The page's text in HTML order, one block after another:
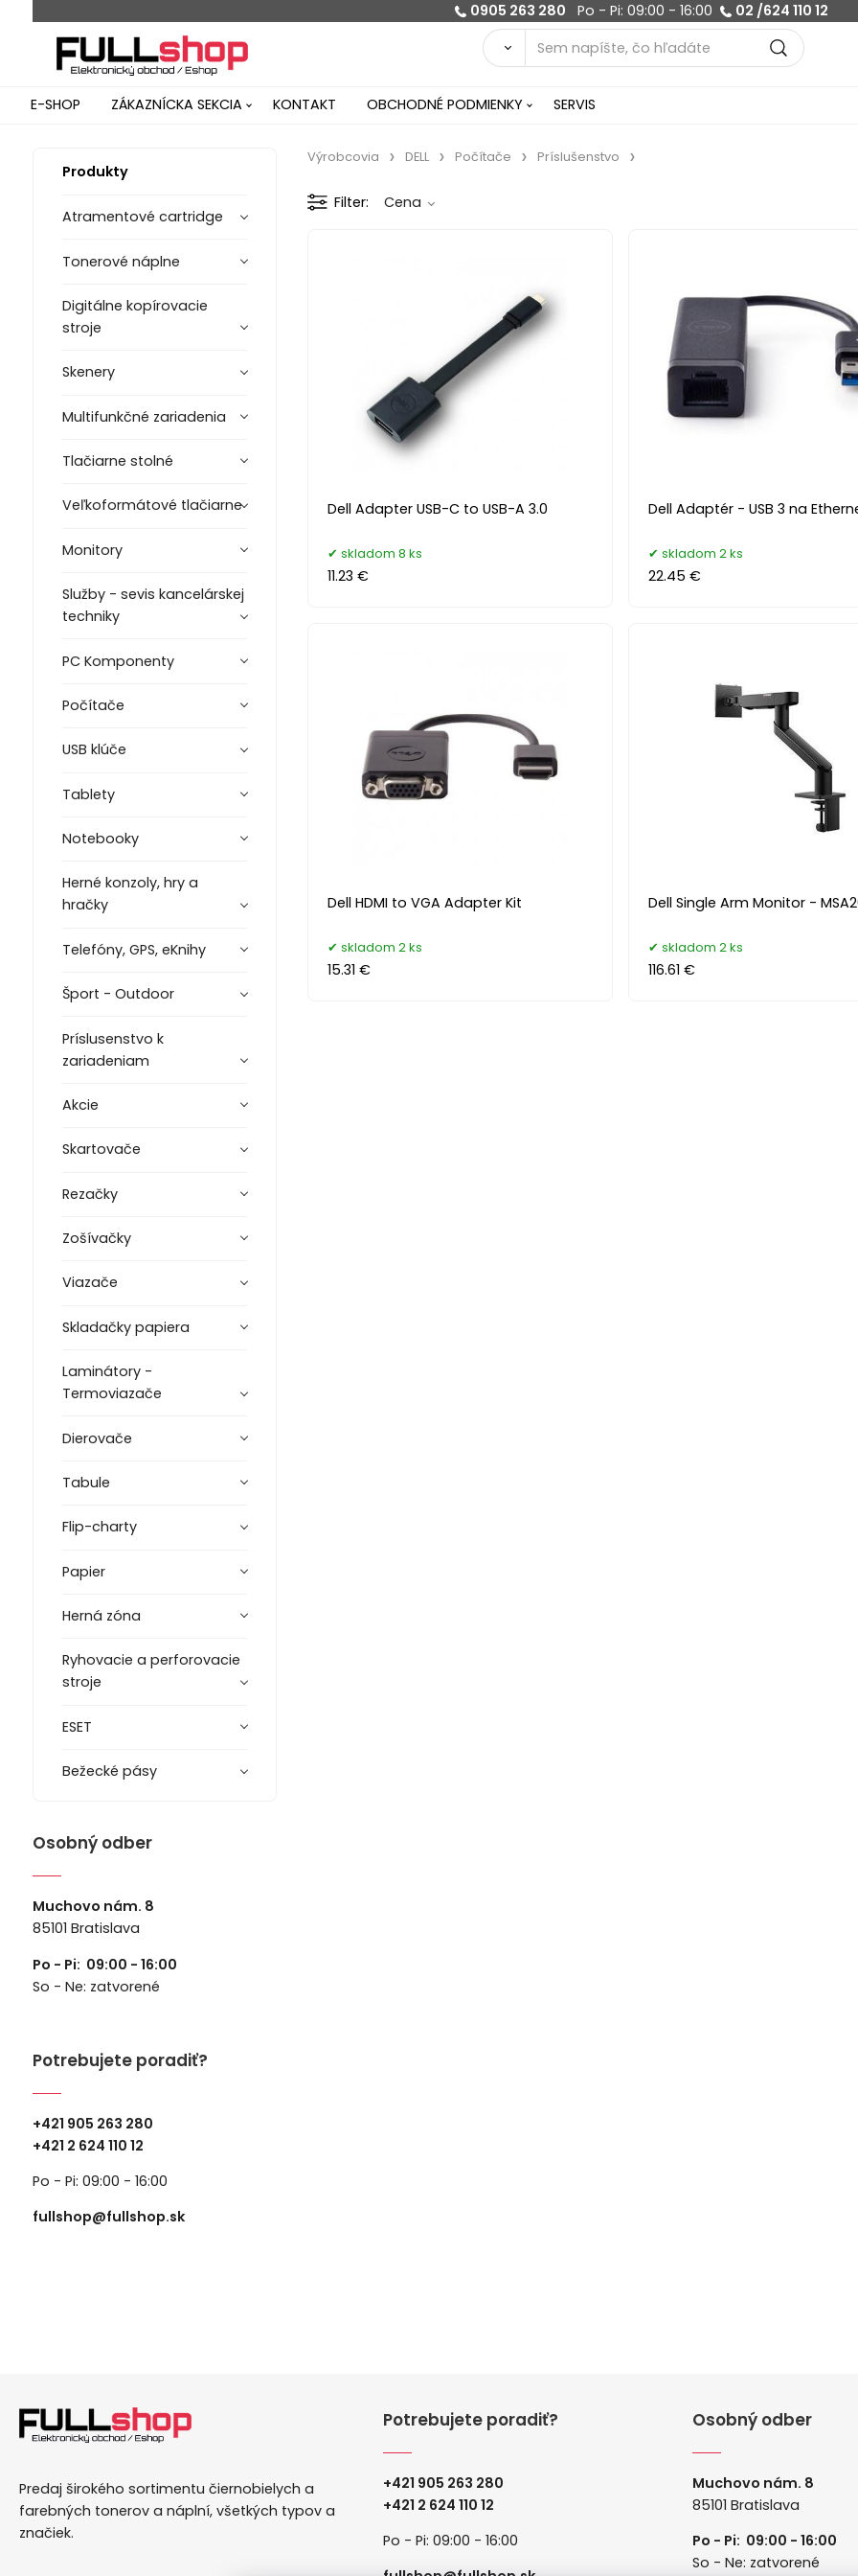
0905 263 280 Po - Pi: 09:00 - 16:00 02 /624 110 12
E-SHOP ZÁKAZNÍCKA SEKCIA KONTAKT OBCHODNÉ PODMIENKY SERVIS
Produkty
Atramentové cartridge
Tonerové náplne
Digitálne kopírovacie
stroje
Skenery
Multifunkčné zariadenia
Tlačiarne stolné
Veľkoformátové tlačiarne
Monitory
Služby - sevis kancelárskej
techniky
PC Komponenty
Počítače
USB klúče
Tablety
Notebooky
Herné konzoly, hry a
hračky
Telefóny, GPS, eKnihy
Šport - Outdoor
Príslusenstvo k
zariadeniam
Akcie
Skartovače
Rezačky
Zošívačky
Viazače
Skladačky papiera
Laminátory -
Termoviazače
Dierovače
Tabule
Flip-charty
Papier
Herná zóna
Ryhovacie a perforovacie
stroje
ESET
Bežecké pásy
Osobný odber
Muchovo nám. 8
85101 Bratislava
Po - Pi: 09:00 - 16:00
So - Ne: zatvorené
Potrebujete poradiť?
+421 905 263 280
+421 2 624 110 12
Po - Pi: 09:00 - 16:00
fullshop@fullshop.sk
Výrobcovia DELL Počítače Príslušenstvo
Filter Cena
Dell Adapter USB-C to USB-A 3.0
skladom 8 ks
11.23 €
Dell Adaptér - USB 3 na
skladom 2 ks
22.45 €
Dell HDMI to VGA Adapter Kit
skladom 2 ks
15.31 €
Dell Single Arm Monitor -
skladom 2 ks
116.61 €
Predaj širokého sortimentu čiernobielych a
farebných tonerov a náplní, všetkých typov a
značiek.
Potrebujete poradiť?
+421 905 263 280
+421 2 624 110 12
Po - Pi: 09:00 - 16:00
Osobný odber
Muchovo nám. 8
85101 Bratislava
Po - Pi: 09:00 - 16:00
So - Ne: zatvorené